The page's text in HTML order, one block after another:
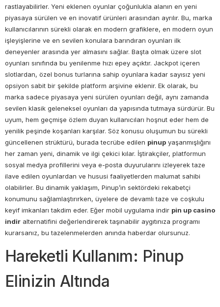
rastlayabilirler. Yeni eklenen oyunlar çoğunlukla alanın en yeni
piyasaya sürülen ve en inovatif ürünleri arasından ayrılır. Bu, marka
kullanıcılarının sürekli olarak en modern grafiklere, en modern oyun
işleyişlerine ve en sevilen konulara barındıran oyunları ilk
deneyenler arasında yer almasını sağlar. Başta olmak üzere slot
oyunları sınıfında bu yenilenme hızı epey açıktır. Jackpot içeren
slotlardan, özel bonus turlarına sahip oyunlara kadar sayısız yeni
opsiyon sabit bir şekilde platform arşivine eklenir. Ek olarak, bu
marka sadece piyasaya yeni sürülen oyunları değil, aynı zamanda
sevilen klasik geleneksel oyunları da yapısında tutmaya sürdürür. Bu
uyum, hem geçmişe özlem duyan kullanıcıları hoşnut eder hem de
yenilik peşinde koşanları karşılar. Söz konusu oluşumun bu sürekli
güncellenen strüktürü, burada tecrübe edilen pinup yaşanmışlığını
her zaman yeni, dinamik ve ilgi çekici kılar. İştirakçiler, platformun
sosyal medya profillerini veya e-posta duyurularını izleyerek taze
ilave edilen oyunlardan ve hususi faaliyetlerden malumat sahibi
olabilirler. Bu dinamik yaklaşım, Pinup’ın sektördeki rekabetçi
konumunu sağlamlaştırırken, üyelere de devamlı taze ve coşkulu
keyif imkanları takdim eder. Eğer mobil uygulama indir pin up casino
indir alternatifini değerlendirerek taşınabilir aygıtınıza programı
kurarsanız, bu tazelenmelerden anında haberdar olursunuz.
Hareketli Kullanım: Pinup
Elinizin Altında